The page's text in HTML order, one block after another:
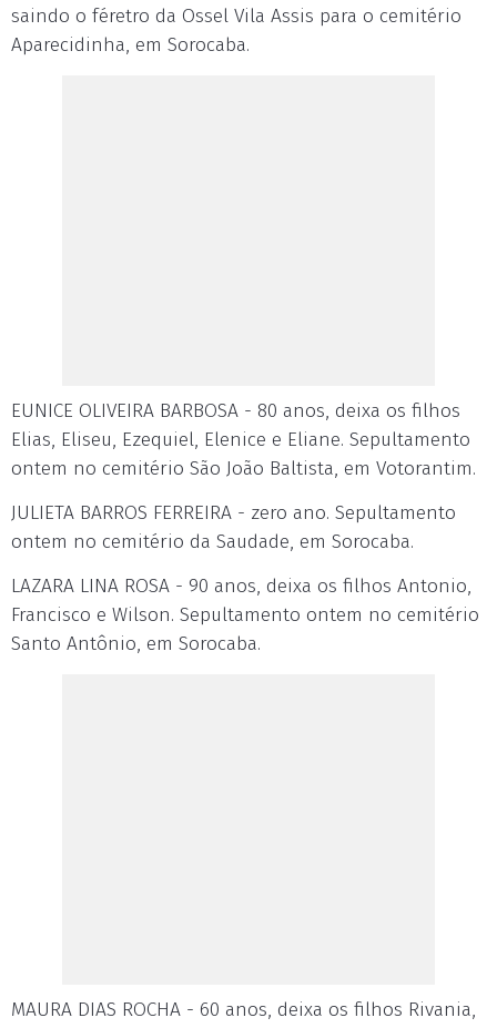
saindo o féretro da Ossel Vila Assis para o cemitério
Aparecidinha, em Sorocaba.
EUNICE OLIVEIRA BARBOSA - 80 anos, deixa os filhos
Elias, Eliseu, Ezequiel, Elenice e Eliane. Sepultamento
ontem no cemitério São João Baltista, em Votorantim.
JULIETA BARROS FERREIRA - zero ano. Sepultamento
ontem no cemitério da Saudade, em Sorocaba.
LAZARA LINA ROSA - 90 anos, deixa os filhos Antonio,
Francisco e Wilson. Sepultamento ontem no cemitério
Santo Antônio, em Sorocaba.
MAURA DIAS ROCHA - 60 anos, deixa os filhos Rivania,